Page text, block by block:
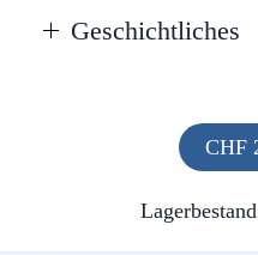
Geschichtliches
CHF